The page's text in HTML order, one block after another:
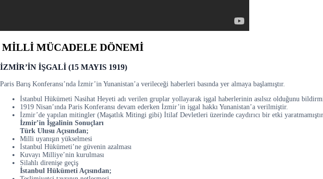
MİLLİ MÜCADELE DÖNEMİ
İZMİR’İN İŞGALİ (15 MAYIS 1919)
Paris Barış Konferansı’nda İzmir’in Yunanistan’a verileceği haberleri basında yer almaya başlamıştır.
İstanbul Hükümeti Nasihat Heyeti adı verilen gruplar yollayarak işgal haberlerinin asılsız olduğunu
1919 Nisan’ında Paris Konferansı devam ederken İzmir’in işgal hakkı Yunanistan’a verilmiştir.
İzmir’de yapılan mitingler (Maşatlık Mitingi gibi) İtilaf Devletleri üzerinde caydırıcı bir etki yaratmamıştır.
İzmir’in İşgalinin Sonuçları
Türk Ulusu Açısından;
Milli uyanışın yükselmesi
İstanbul Hükümeti’ne güvenin azalması
Kuvayı Milliye’nin kurulması
Silahlı direnişe geçiş
İstanbul Hükümeti Açısından;